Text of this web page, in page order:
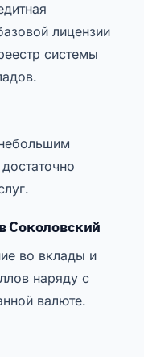
лицензии
системы
Соколовский
во вклады и
наряду с
валюте.